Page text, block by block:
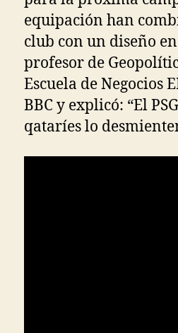
equipación han
club con un diseño
profesor de
Escuela de Negocios
BBC y explicó: “El
qataríes lo